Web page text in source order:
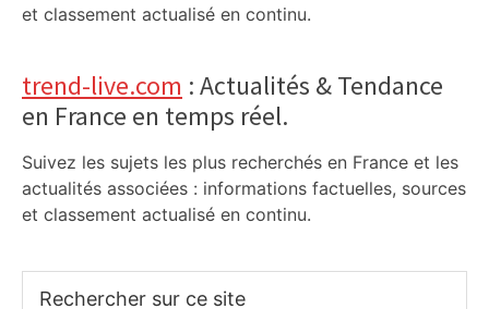
et classement actualisé en continu.
trend-live.com : Actualités & Tendance
en France en temps réel.
Suivez les sujets les plus recherchés en France et les
actualités associées : informations factuelles, sources
et classement actualisé en continu.